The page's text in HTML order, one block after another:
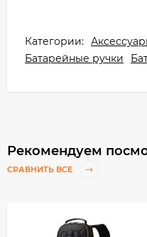
Категории:
Батарейные ручки
Рекомендуем
СРАВНИТЬ ВСЕ